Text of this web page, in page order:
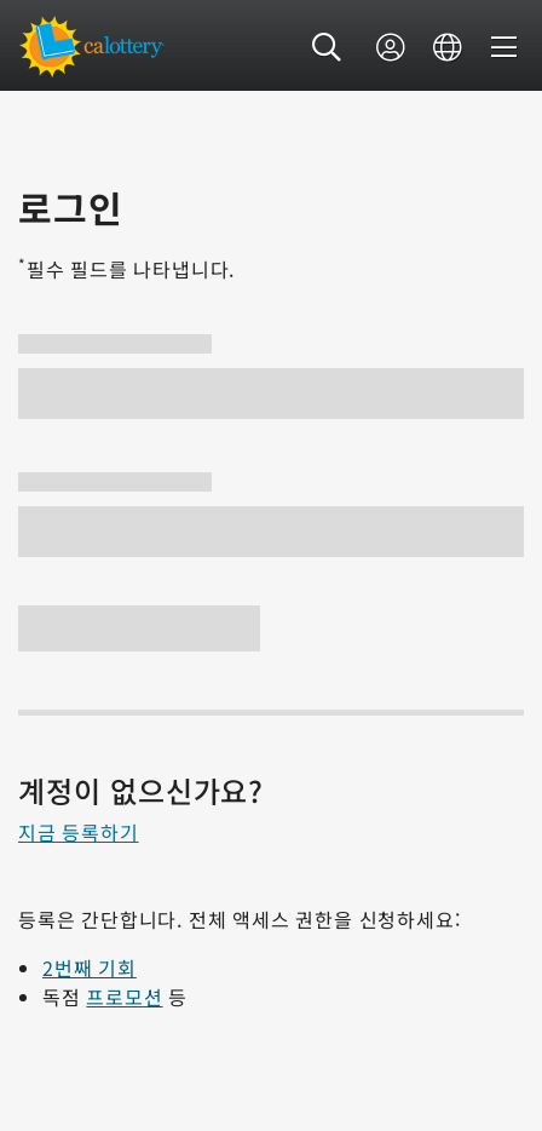
로그인
*필수 필드를 나타냅니다.
계정이 없으신가요?
지금 등록하기
등록은 간단합니다. 전체 액세스 권한을 신청하세요:
2번째 기회
독점프로모션 등